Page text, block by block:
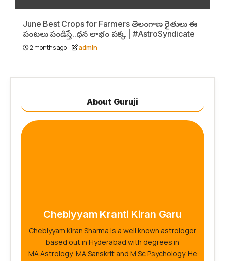
June Best Crops for Farmers తెలంగాణ రైతులు ఈ
పంటలు పండిస్తే..ధన లాభం పక్క | #AstroSyndicate
2 months ago admin
About Guruji
Chebiyyam Kranti Kiran Garu
Chebiyyam Kiran Sharma is a well known astrologer
based out in Hyderabad with degrees in
MA.Astrology, MA.Sanskrit and M.Sc Psychology. He